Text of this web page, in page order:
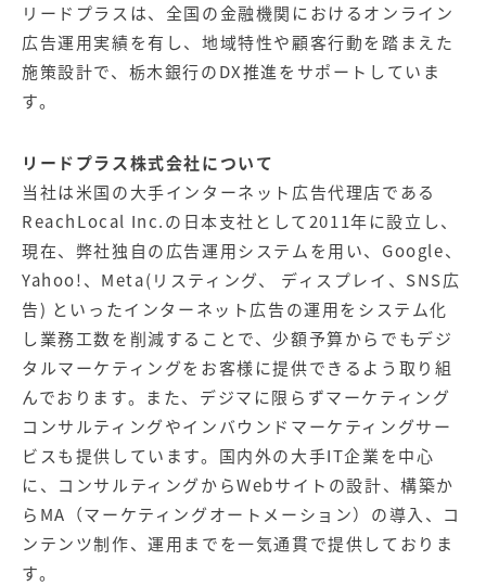
リードプラスは、全国の金融機関におけるオンライン
広告運用実績を有し、地域特性や顧客行動を踏まえた
施策設計で、栃木銀行のDX推進をサポートしていま
す。
リードプラス株式会社について
当社は米国の大手インターネット広告代理店である
ReachLocal Inc.の日本支社として2011年に設立し、
現在、弊社独自の広告運用システムを用い、Google、
Yahoo!、Meta(リスティング、 ディスプレイ、SNS広
告) といったインターネット広告の運用をシステム化
し業務工数を削減することで、少額予算からでもデジ
タルマーケティングをお客様に提供できるよう取り組
んでおります。また、デジマに限らずマーケティング
コンサルティングやインバウンドマーケティングサー
ビスも提供しています。国内外の大手IT企業を中心
に、コンサルティングからWebサイトの設計、構築か
らMA（マーケティングオートメーション）の導入、コ
ンテンツ制作、運用までを一気通貫で提供しておりま
す。